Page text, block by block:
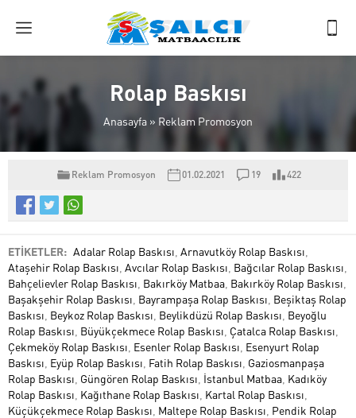
Rolap Baskısı
Anasayfa » Reklam Promosyon
Reklam Promosyon 01.02.2021 19 422
ETİKETLER: Adalar Rolap Baskısı Arnavutköy Rolap Baskısı
Ataşehir Rolap Baskısı Avcılar Rolap Baskısı Bağcılar Rolap Baskısı
Bahçelievler Rolap Baskısı Bakırköy Matbaa Bakırköy Rolap Baskısı
Başakşehir Rolap Baskısı Bayrampaşa Rolap Baskısı Beşiktaş Rolap
Baskısı Beykoz Rolap Baskısı Beylikdüzü Rolap Baskısı Beyoğlu
Rolap Baskısı Büyükçekmece Rolap Baskısı Çatalca Rolap Baskısı
Çekmeköy Rolap Baskısı Esenler Rolap Baskısı Esenyurt Rolap
Baskısı Eyüp Rolap Baskısı Fatih Rolap Baskısı Gaziosmanpaşa
Rolap Baskısı Güngören Rolap Baskısı İstanbul Matbaa Kadıköy
Rolap Baskısı Kağıthane Rolap Baskısı Kartal Rolap Baskısı
Küçükçekmece Rolap Baskısı Maltepe Rolap Baskısı Pendik Rolap